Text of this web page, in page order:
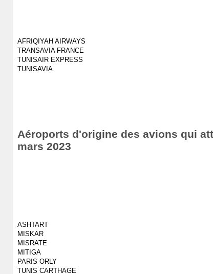
AFRIQIYAH AIRWAYS
TRANSAVIA FRANCE
TUNISAIR EXPRESS
TUNISAVIA
Aéroports d'origine des avions qui
mars 2023
ASHTART
MISKAR
MISRATE
MITIGA
PARIS ORLY
TUNIS CARTHAGE